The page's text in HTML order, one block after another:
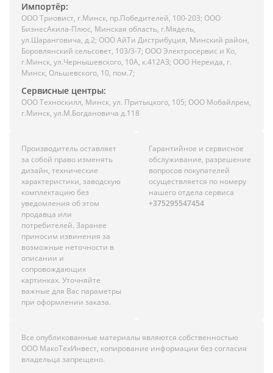
Импортёр:
ООО Триовист, г.Минск, пр.Победителей, 100-203; ООО
БизнесАкила-Плюс, Минская область, г.Мядель,
ул.Шаранговича, д.2; ООО АйТи Дистрибуция, Минский район,
Боровлянский сельсовет, 103/3-7; ООО Электросервис и Ко,
г.Минск, ул.Чернышевского, 10А, к.412АЗ; ООО Нереида, г.
Минск, Ольшевского, 10, пом.7;
Сервисные центры:
ООО Техноскилл, Минск, ул. Притыцкого, 105; ООО Мобайлрем,
г.Минск, ул.М.Богдановича д.118
Производитель оставляет
за собой право изменять
дизайн, технические
характеристики, заводскую
комплектацию без
уведомления об этом
продавца или
потребителей. Заранее
приносим извинения за
возможные неточности в
описании и
сопровождающих
картинках. Уточняйте
важные для Вас параметры
при оформлении заказа.
Гарантийное и сервисное
обслуживание, разрешение
вопросов покупателей
осуществляется по номеру
нашего отдела сервиса
+375295547454
Все опубликованные материалы являются собственностью
ООО МакоТехИнвест, копирование информации без согласия
владельца запрещено.